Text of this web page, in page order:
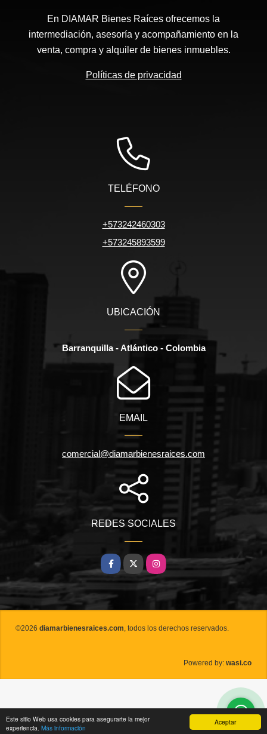
Aceptar
Este sitio Web usa cookies para asegurarte la mejor
experiencia. Más información
En DIAMAR Bienes Raíces ofrecemos la
intermediación, asesoría y acompañamiento en la
venta, compra y alquiler de bienes inmuebles.
Políticas de privacidad
TELÉFONO
+573242460303
+573245893599
UBICACIÓN
Barranquilla - Atlántico - Colombia
EMAIL
comercial@diamarbienesraices.com
REDES SOCIALES
Facebook
X Instagram
©2026 diamarbienesraices.com , todos los derechos reservados.
Powered by: wasi.co